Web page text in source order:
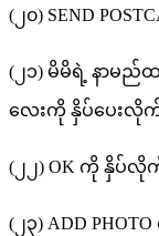
(၂၀) SEND
(၂၁) မိမိရဲ့ နာမည်ထ
လေးကို နှိပ်ပေးလိုက်
(၂၂) OK ကို နှိပ်လိုက်
(၂၃) ADD